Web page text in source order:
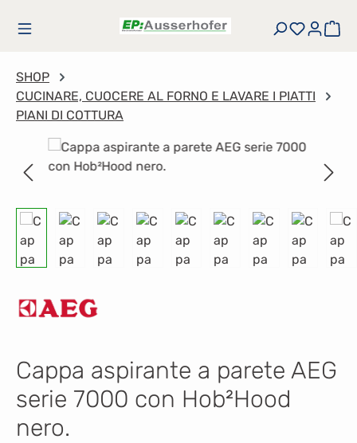
Passa al contenuto principale
Hai 0Il
SHOP
CUCINARE, CUOCERE AL FORNO E LAVARE I PIATTI
PIANI DI COTTURA
Salta la galleria di immagini
Cappa aspirante a parete AEG
serie 7000 con Hob²Hood
nero.